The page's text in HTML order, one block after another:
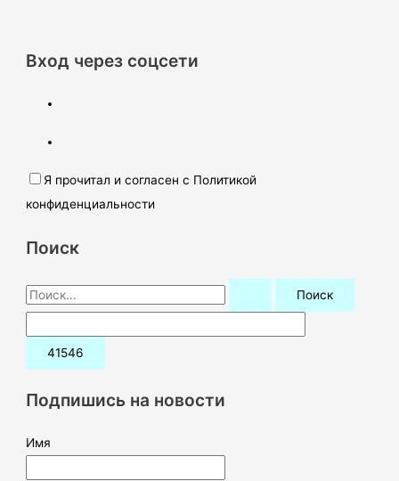
Вход через соцсети
Я прочитал и согласен с Политикой
конфиденциальности
Поиск
П
о
и
:Подпишись на новости
Имя